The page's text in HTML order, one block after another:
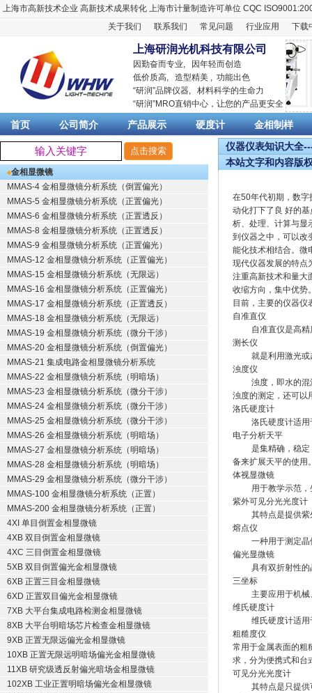
上海市高新技术企业 高新技术成果转化 上海市计量制造许可单位 CQC
关于我们
联系我们 常见问题 行业应用 下载
上海研润光机科技有限公司
因勤奋而专业, 因年轻而创造
低价质高, 造型精美 , 功能出色
“研润”品牌仪器, 材料科学的生命力
“研润”MRO直销中心，让您的产品更安全
首页 公司简介 产品展示 硬度计 金相制样
金相显微镜
MMAS-4 金相显微镜分析系统（倒置偏光）
MMAS-5 金相显微镜分析系统（正置偏光）
MMAS-6 金相显微镜分析系统（正置透反）
MMAS-8 金相显微镜分析系统（正置透反）
MMAS-9 金相显微镜分析系统（正置偏光）
MMAS-12 金相显微镜分析系统（正置偏光）
MMAS-15 金相显微镜分析系统（无限远）
MMAS-16 金相显微镜分析系统（正置偏光）
MMAS-17 金相显微镜分析系统（正置透反）
MMAS-18 金相显微镜分析系统（无限远）
MMAS-19 金相显微镜分析系统（微分干涉）
MMAS-20 金相显微镜分析系统（倒置偏光）
MMAS-21 集成电路金相显微镜分析系统
MMAS-22 金相显微镜分析系统（明暗场）
MMAS-23 金相显微镜分析系统（微分干涉）
MMAS-24 金相显微镜分析系统（微分干涉）
MMAS-25 金相显微镜分析系统（微分干涉）
MMAS-26 金相显微镜分析系统（明暗场）
MMAS-27 金相显微镜分析系统（明暗场）
MMAS-28 金相显微镜分析系统（明暗场）
MMAS-29 金相显微镜分析系统（微分干涉）
MMAS-100 金相显微镜分析系统（正置）
MMAS-200 金相显微镜分析系统（正置）
4XI 单目倒置金相显微镜
4XB 双目倒置金相显微镜
4XC 三目倒置金相显微镜
5XB 双目倒置偏光金相显微镜
6XB 正置三目金相显微镜
6XD 正置双目偏光金相显微镜
7XB 大平台集成电路检测金相显微镜
8XB 大平台明暗场芯片检查金相显微镜
9XB 正置无限远偏光金相显微镜
10XB 正置无限远明暗场偏光金相显微镜
11XB 研究级透反射偏光暗场金相显微镜
102XB 工业正置明暗场偏光金相显微镜
仪器仪表知识大全
本站文字和内容版
在50年代初期，数字
动化打下了良 好的
析、处理、计算与显
到仪器之中，可以改
能化技术相结合。微
现代仪器发展的特点
注重高新技术和量大
收缩方向，集中优势
目前，主要的仪器仪
自准直仪
自准直仪是高精度
测长仪
就是利用激光或超
浊度仪
浊度，即水的混浊
浊度的测定，还可以
洛氏硬度计
洛氏硬度计适用于
电子分析天平
是集精确，稳定，
备来扩展天平的使用
体视显微镜
用于教学示范，生
紫外可见分光光度计
其特点是提供紫外
熔点仪
一种用于测定晶体
偏光显微镜
具有双折射性的晶
三坐标
主要应用于机械、
维氏硬度计
维氏硬度计适用于
粗糙度仪
常用于金属表面的粗
求，分为便携式和台
可见分光光度计
其特点是只提供可